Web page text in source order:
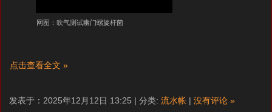
网图：吹气测试幽门螺旋杆菌
点击查看全文 »
发表于：2025年12月12日 13:25 | 分类: 流水帐 | 没有评论 »